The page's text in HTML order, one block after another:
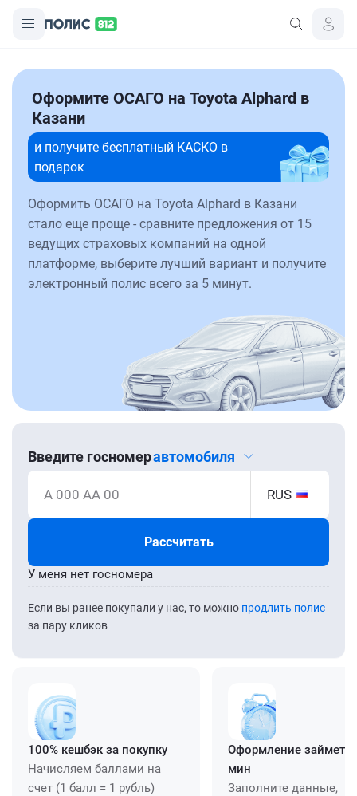
Оформите ОСАГО на Toyota Alphard в
Казани
и получите бесплатный КАСКО в
подарок
Оформить ОСАГО на Toyota Alphard в Казани
стало еще проще - сравните предложения от 15
ведущих страховых компаний на одной
платформе, выберите лучший вариант и получите
электронный полис всего за 5 минут.
Введите госномеравтомобиля
А 000 АА 00 RUS
Рассчитать
Если вы ранее покупали у нас, то можно продлить полис
за пару кликов
У меня нет госномера
100% кешбэк за покупку
Начисляем баллами на
счет (1 балл = 1 рубль)
Оформление займет
мин
Заполните данные,